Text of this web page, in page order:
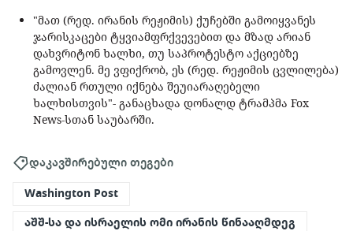
"მათ (რედ. ირანის რეჟიმის) ქუჩებში გამოიყვანეს
ჯარისკაცები ტყვიამფრქვევებით და მზად არიან
დახვრიტონ ხალხი, თუ საპროტესტო აქციებზე
გამოვლენ. მე ვფიქრობ, ეს (რედ. რეჟიმის ცვლილება)
ძალიან რთული იქნება შეუიარაღებელი
ხალხისთვის"- განაცხადა დონალდ ტრამპმა Fox
News-სთან საუბარში.
დაკავშირებული თეგები
Washington Post
აშშ-სა და ისრაელის ომი ირანის წინააღმდეგ